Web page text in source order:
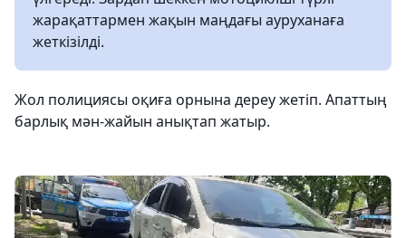
жарақаттармен жақын маңдағы ауруханаға
жеткізілді.
Жол полициясы оқиға орнына дереу жетіп. Апаттың
барлық мән-жайын анықтап жатыр.